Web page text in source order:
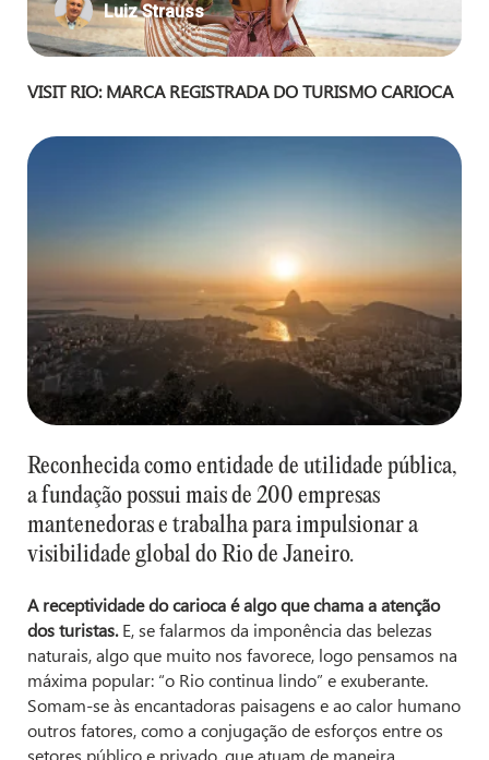
Luiz Strauss
VISIT RIO: MARCA REGISTRADA DO TURISMO CARIOCA
Reconhecida como entidade de utilidade pública,
a fundação possui mais de 200 empresas
mantenedoras e trabalha para impulsionar a
visibilidade global do Rio de Janeiro.
A receptividade do carioca é algo que chama a atenção
dos turistas.E, se falarmos da imponência das belezas
naturais, algo que muito nos favorece, logo pensamos na
máxima popular: “o Rio continua lindo” e exuberante.
Somam-se às encantadoras paisagens e ao calor humano
outros fatores, como a conjugação de esforços entre os